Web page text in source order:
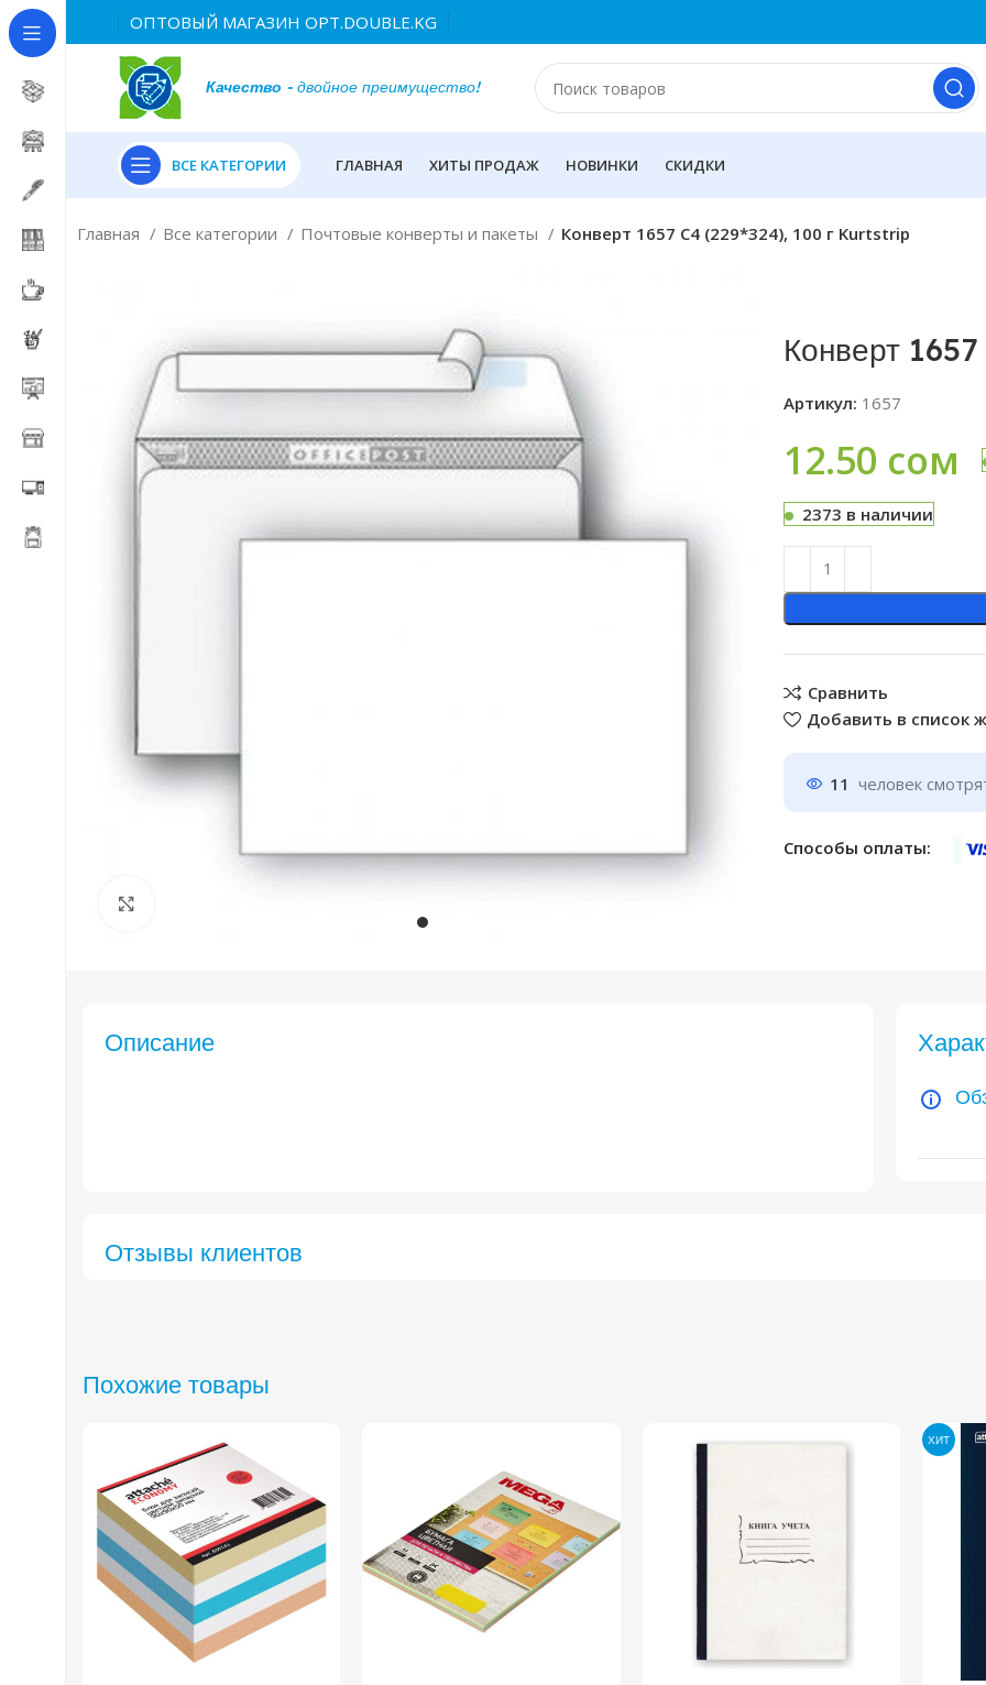
ОПТОВЫЙ МАГАЗИН OPT.DOUBLE.KG
Качество - двойное преимущество!
ВСЕ КАТЕГОРИИ ГЛАВНАЯ ХИТЫ ПРОДАЖ НОВИНКИ СКИДКИ
Главная Все категории Почтовые конверты и пакеты Конверт 1657 С4 (229*324), 100 г Kurtstrip
Конверт
Артикул: 1657
12.50 сом
2373 в наличии
Сравнить
Добавить в список
11 человек
Способы оплаты:
Описание
Отзывы клиентов​
Похожие товары
ХИТ